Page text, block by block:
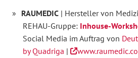
RAUMEDIC | Hersteller von
REHAU-Gruppe: Inhouse-
Social Media im Auftrag von
by Quadriga |